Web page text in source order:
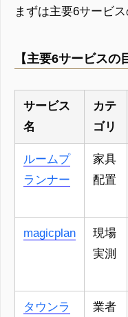
まずは主要6サービ
【主要6サービスの
サービス
名
カテ
ゴリ
ルームプ
ランナー
家具
配置
magicplan
現場
実測
タウンラ
業者